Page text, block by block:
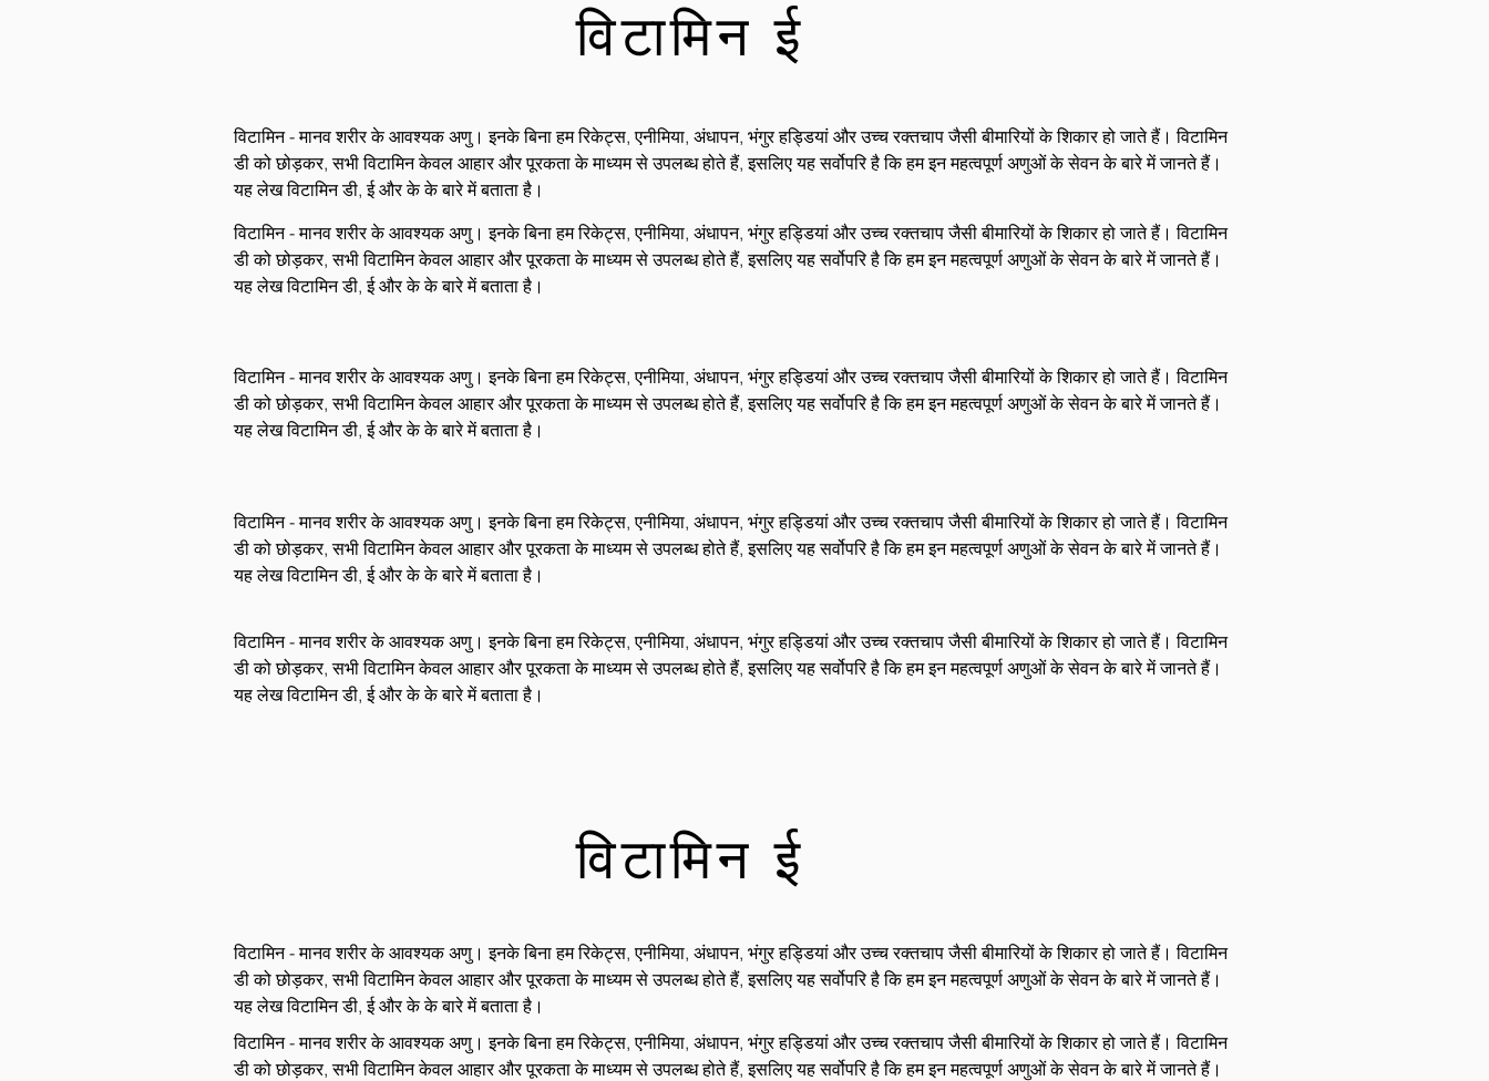
विटामिन ई
विटामिन - मानव शरीर के आवश्यक अणु। इनके बिना हम रिकेट्स, एनीमिया, अंधापन, भंगुर हड्डियां और उच्च रक्तचाप जैसी बीमारियों के शिकार हो जाते हैं। विटामिन
डी को छोड़कर, सभी विटामिन केवल आहार और पूरकता के माध्यम से उपलब्ध होते हैं, इसलिए यह सर्वोपरि है कि हम इन महत्वपूर्ण अणुओं के सेवन के बारे में जानते हैं।
यह लेख विटामिन डी, ई और के के बारे में बताता है।
विटामिन - मानव शरीर के आवश्यक अणु। इनके बिना हम रिकेट्स, एनीमिया, अंधापन, भंगुर हड्डियां और उच्च रक्तचाप जैसी बीमारियों के शिकार हो जाते हैं। विटामिन
डी को छोड़कर, सभी विटामिन केवल आहार और पूरकता के माध्यम से उपलब्ध होते हैं, इसलिए यह सर्वोपरि है कि हम इन महत्वपूर्ण अणुओं के सेवन के बारे में जानते हैं।
यह लेख विटामिन डी, ई और के के बारे में बताता है।
विटामिन - मानव शरीर के आवश्यक अणु। इनके बिना हम रिकेट्स, एनीमिया, अंधापन, भंगुर हड्डियां और उच्च रक्तचाप जैसी बीमारियों के शिकार हो जाते हैं। विटामिन
डी को छोड़कर, सभी विटामिन केवल आहार और पूरकता के माध्यम से उपलब्ध होते हैं, इसलिए यह सर्वोपरि है कि हम इन महत्वपूर्ण अणुओं के सेवन के बारे में जानते हैं।
यह लेख विटामिन डी, ई और के के बारे में बताता है।
विटामिन - मानव शरीर के आवश्यक अणु। इनके बिना हम रिकेट्स, एनीमिया, अंधापन, भंगुर हड्डियां और उच्च रक्तचाप जैसी बीमारियों के शिकार हो जाते हैं। विटामिन
डी को छोड़कर, सभी विटामिन केवल आहार और पूरकता के माध्यम से उपलब्ध होते हैं, इसलिए यह सर्वोपरि है कि हम इन महत्वपूर्ण अणुओं के सेवन के बारे में जानते हैं।
यह लेख विटामिन डी, ई और के के बारे में बताता है।
विटामिन - मानव शरीर के आवश्यक अणु। इनके बिना हम रिकेट्स, एनीमिया, अंधापन, भंगुर हड्डियां और उच्च रक्तचाप जैसी बीमारियों के शिकार हो जाते हैं। विटामिन
डी को छोड़कर, सभी विटामिन केवल आहार और पूरकता के माध्यम से उपलब्ध होते हैं, इसलिए यह सर्वोपरि है कि हम इन महत्वपूर्ण अणुओं के सेवन के बारे में जानते हैं।
यह लेख विटामिन डी, ई और के के बारे में बताता है।
विटामिन ई
विटामिन - मानव शरीर के आवश्यक अणु। इनके बिना हम रिकेट्स, एनीमिया, अंधापन, भंगुर हड्डियां और उच्च रक्तचाप जैसी बीमारियों के शिकार हो जाते हैं। विटामिन
डी को छोड़कर, सभी विटामिन केवल आहार और पूरकता के माध्यम से उपलब्ध होते हैं, इसलिए यह सर्वोपरि है कि हम इन महत्वपूर्ण अणुओं के सेवन के बारे में जानते हैं।
यह लेख विटामिन डी, ई और के के बारे में बताता है।
विटामिन - मानव शरीर के आवश्यक अणु। इनके बिना हम रिकेट्स, एनीमिया, अंधापन, भंगुर हड्डियां और उच्च रक्तचाप जैसी बीमारियों के शिकार हो जाते हैं। विटामिन
डी को छोड़कर, सभी विटामिन केवल आहार और पूरकता के माध्यम से उपलब्ध होते हैं, इसलिए यह सर्वोपरि है कि हम इन महत्वपूर्ण अणुओं के सेवन के बारे में जानते हैं।